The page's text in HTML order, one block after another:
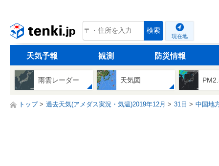
tenki.jp 検索
現在地
天気予報 観測 防災情報
雨雲レーダー 天気図
トップ 過去天気(アメダス実況・気温)2019年12月 31日 中国地